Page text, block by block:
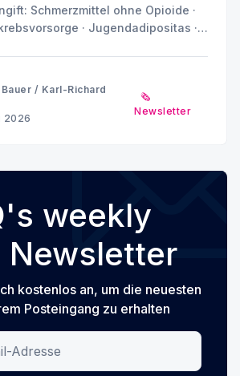
Schmerzmittel ohne Opioide ·
· Jugendadipositas ·
/ Karl-Richard
2026
🗞️
Newsletter
weekly
Newsletter
kostenlos an, um die neuesten
Posteingang zu erhalten